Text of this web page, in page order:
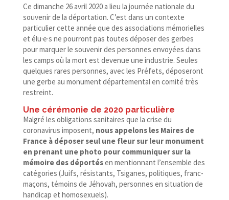
Ce dimanche 26 avril 2020 a lieu la journée nationale du
souvenir de la déportation. C’est dans un contexte
particulier cette année que des associations mémorielles
et élu·e·s ne pourront pas toutes déposer des gerbes
pour marquer le souvenir des personnes envoyées dans
les camps où la mort est devenue une industrie. Seules
quelques rares personnes, avec les Préfets, déposeront
une gerbe au monument départemental en comité très
restreint.
Une cérémonie de 2020 particulière
Malgré les obligations sanitaires que la crise du
coronavirus imposent, nous appelons les Maires de
France à déposer seul une fleur sur leur monument
en prenant une photo pour communiquer sur la
mémoire des déportésen mentionnant l’ensemble des
catégories (Juifs, résistants, Tsiganes, politiques, franc-​
maçons, témoins de Jéhovah, personnes en situation de
handicap et homosexuels).